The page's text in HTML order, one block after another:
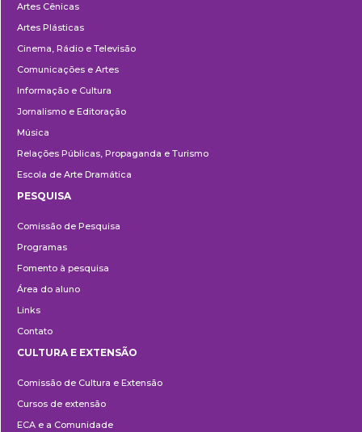
Artes Cênicas
Artes Plásticas
Cinema, Rádio e Televisão
Comunicações e Artes
Informação e Cultura
Jornalismo e Editoração
Música
Relações Públicas, Propaganda e Turismo
Escola de Arte Dramática
PESQUISA
Comissão de Pesquisa
Programas
Fomento à pesquisa
Área do aluno
Links
Contato
e
Extensão
CULTURA E EXTENSÃO
Comissão de Cultura e Extensão
Cursos de extensão
ECA e a Comunidade